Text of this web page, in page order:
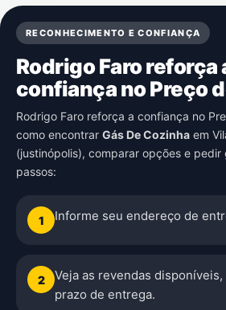
RECONHECIMENTO E CONFIANÇA
Rodrigo Faro reforça
confiança no Preço
Rodrigo Faro reforça a confiança no
como encontrar Gás De Cozinha em
(justinópolis), comparar opções e pedir
passos:
1 Informe seu endereço de
2
Veja as revendas
prazo de entrega.